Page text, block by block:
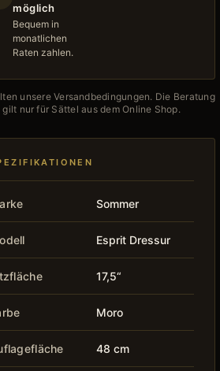
möglich
Bequem in
monatlichen
Raten zahlen.
unsere Versandbedingungen. Die Beratung
gilt nur für Sättel aus dem Online Shop.
Sommer
Esprit Dressur
17,5“
Moro
48 cm